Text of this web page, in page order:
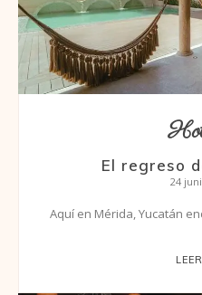
El regreso
24
Aquí en Mérida, Yucatán